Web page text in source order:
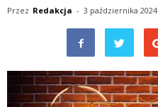
Przez Redakcja - 3 października 2024